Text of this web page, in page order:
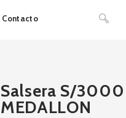
Contacto
Salsera S/3000
MEDALLON